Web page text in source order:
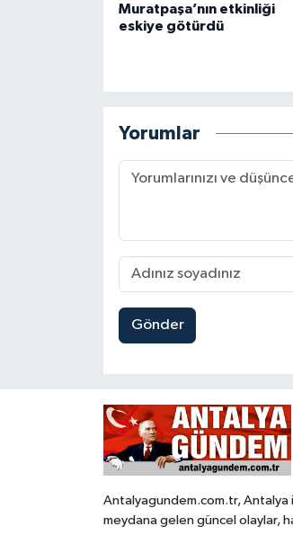
Muratpaşa’nın etkinliği
eskiye götürdü
Yorumlar
Gönder
Antalyagundem.com.tr, Antalya
meydana gelen güncel olaylar,